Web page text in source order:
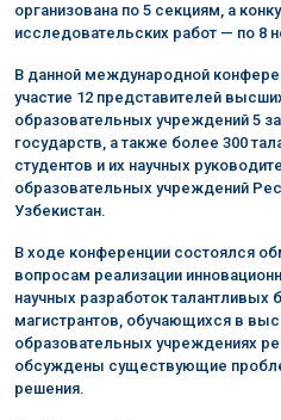
организована по 5 секциям, а
исследовательских работ — по 8
В данной международной
участие 12 представителей
образовательных учреждений 5
государств, а также более 300
студентов и их научных
образовательных учреждений
Узбекистан.
В ходе конференции состоялся
вопросам реализации
научных разработок талантливых
магистрантов, обучающихся в
образовательных учреждениях
обсуждены существующие
решения.